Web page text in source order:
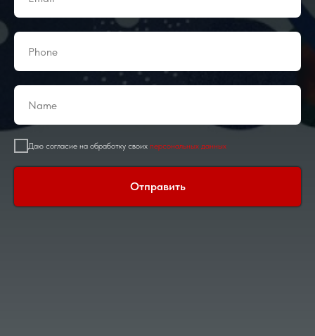
Даю согласие на обработку своих персональных данных
Отправить